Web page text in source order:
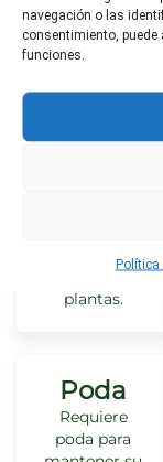
navegación o las
consentimiento,
funciones.
Política
Distancia
de al menos 2
metros entre
plantas.
Poda
Requiere
poda para